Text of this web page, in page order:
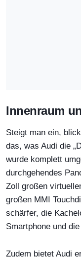
Innenraum
Steigt man ein,
das, was Audi die
wurde komplett
durchgehendes
Zoll großen
großen MMI
schärfer, die
Smartphone und
Zudem bietet Audi